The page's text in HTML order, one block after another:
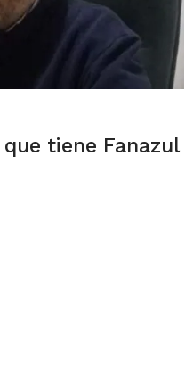
tiene Fanazul